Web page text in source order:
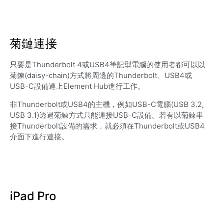
菊鏈連接
只要是Thunderbolt 4或USB4筆記型電腦的使用者都可以以
菊鍊(daisy-chain)方式將周邊的Thunderbolt、USB4或
USB-C設備連上Element Hub進行工作。
非Thunderbolt或USB4的主機，例如USB-C電腦(USB 3.2,
USB 3.1)透過菊鍊方式只能連接USB-C設備。若有以菊鍊串
接Thunderbolt設備的需求，就必須在Thunderbolt或USB4
介面下進行連接。
iPad Pro